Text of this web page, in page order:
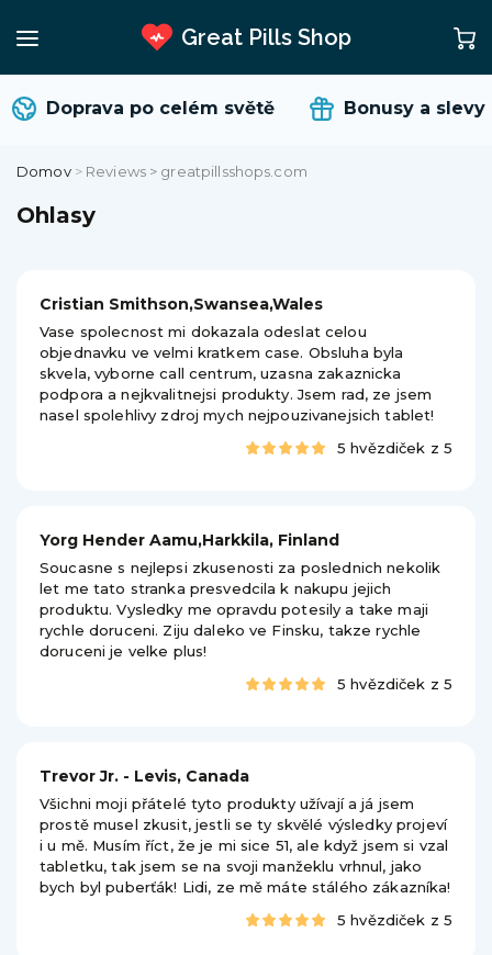
Great Pills Shop
Doprava po celém světě Bonusy a slevy
Domov> Reviews > greatpillsshops.com
Ohlasy
Cristian Smithson,Swansea,Wales
Vase spolecnost mi dokazala odeslat celou
objednavku ve velmi kratkem case. Obsluha byla
skvela, vyborne call centrum, uzasna zakaznicka
podpora a nejkvalitnejsi produkty. Jsem rad, ze jsem
nasel spolehlivy zdroj mych nejpouzivanejsich tablet!
5 hvězdiček z 5
Yorg Hender Aamu,Harkkila, Finland
Soucasne s nejlepsi zkusenosti za poslednich nekolik
let me tato stranka presvedcila k nakupu jejich
produktu. Vysledky me opravdu potesily a take maji
rychle doruceni. Ziju daleko ve Finsku, takze rychle
doruceni je velke plus!
5 hvězdiček z 5
Trevor Jr. - Levis, Canada
Všichni moji přátelé tyto produkty užívají a já jsem
prostě musel zkusit, jestli se ty skvělé výsledky projeví
i u mě. Musím říct, že je mi sice 51, ale když jsem si vzal
tabletku, tak jsem se na svoji manžeklu vrhnul, jako
bych byl puberťák! Lidi, ze mě máte stálého zákazníka!
5 hvězdiček z 5